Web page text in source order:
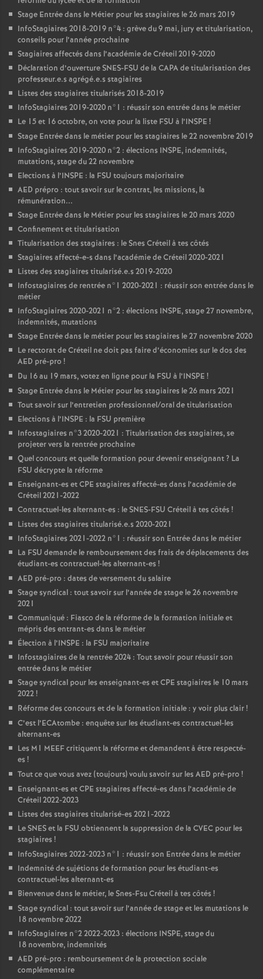
Stage Entrée dans le Métier pour les stagiaires le 26 mars 2019
InfoStagiaires 2018-2019 n°4 : grève du 9 mai, jury et titularisation,
conseils pour l’année prochaine
Stagiaires affectés dans l’académie de Créteil 2019-2020
Déclaration d’ouvertureSNES-FSU de la CAPAde titularisation des
professeur.e.s agrégé.e.s stagiaires
Listes des stagiaires titularisés 2018-2019
InfoStagiaires 2019-2020 n°1 : réussir son entrée dans le métier
Le 15 et 16 octobre, on vote pour la liste FSU à l’INSPE !
Stage Entrée dans le métier pour les stagiaires le 22 novembre 2019
InfoStagiaires 2019-2020 n°2 : élections INSPE, indemnités,
mutations, stage du 22 novembre
Elections à l’INSPE : la FSU toujours majoritaire
AED prépro : tout savoir sur le contrat, les missions, la
rémunération...
Stage Entrée dans le Métier pour les stagiaires le 20 mars 2020
Confinement et titularisation
Titularisation des stagiaires : le Snes Créteil à tes côtés
Stagiaires affecté-e-s dans l’académie de Créteil 2020-2021
Listes des stagiaires titularisé.e.s 2019-2020
Infostagiaires de rentrée n°1 2020-2021 : réussir son entrée dans le
métier
InfoStagiaires 2020-2021 n°2 : élections INSPE, stage 27 novembre,
indemnités, mutations
Stage Entrée dans le métier pour les stagiaires le 27 novembre 2020
Le rectorat de Créteil ne doit pas faire d’économies sur le dos des
AED pré-pro !
Du 16 au 19 mars, votez en ligne pour la FSU à l’INSPE !
Stage Entrée dans le Métier pour les stagiaires le 26 mars 2021
Tout savoir sur l’entretien professionnel/oral de titularisation
Elections à l’INSPE : la FSU première
Infostagiaires n°3 2020-2021 : Titularisation des stagiaires, se
projeter vers la rentrée prochaine
Quel concours et quelle formation pour devenir enseignant? La
FSU décrypte la réforme
Enseignant-es etCPE stagiaires affecté-es dans l’académie de
Créteil 2021-2022
Contractuel-les alternant-es : leSNES-FSU Créteil à tes côtés !
Listes des stagiaires titularisé.e.s 2020-2021
InfoStagiaires 2021-2022 n°1 : réussir son Entrée dans le métier
La FSU demande le remboursement des frais de déplacements des
étudiant-es contractuel-les alternant-es !
AED pré-pro : dates de versement du salaire
Stage syndical : tout savoir sur l’année de stage le 26 novembre
2021
Communiqué : Fiasco de la réforme de la formation initiale et
mépris des entrant-es dans le métier
Élection à l’INSPE : la FSU majoritaire
Infostagiaires de la rentrée 2024 : Tout savoir pour réussir son
entrée dans le métier
Stage syndical pour les enseignant-es etCPE stagiaires le 10 mars
2022!
Réforme des concours et de la formation initiale : y voir plus clair!
C’est l’ECAtombe : enquête sur les étudiant-es contractuel-les
alternant-es
Les M1 MEEFcritiquent la réforme et demandent à être respecté-
es !
Tout ce que vous avez (toujours) voulu savoir sur les AED pré-pro !
Enseignant-es etCPE stagiaires affecté-es dans l’académie de
Créteil 2022-2023
Listes des stagiaires titularisé-es 2021-2022
LeSNESet la FSU obtiennent la suppression de la CVEC pour les
stagiaires !
InfoStagiaires 2022-2023 n°1 : réussir son Entrée dans le métier
Indemnité de sujétions de formation pour les étudiant-es
contractuel-les alternant-es
Bienvenue dans le métier, le Snes-Fsu Créteil à tes côtés !
Stage syndical : tout savoir sur l’année de stage et les mutations le
18 novembre 2022
InfoStagiaires n°2 2022-2023 : élections INSPE, stage du
18 novembre, indemnités
AED pré-pro : remboursement de la protection sociale
complémentaire